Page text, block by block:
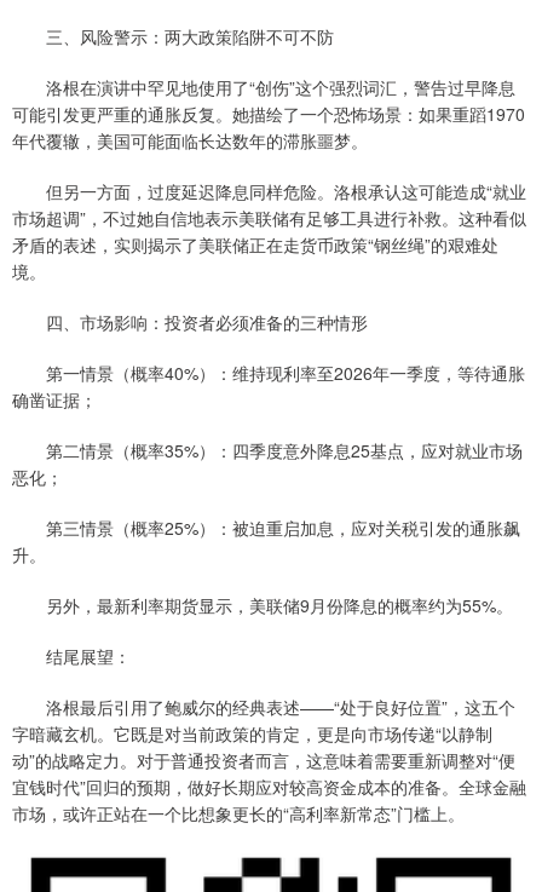
三、风险警示：两大政策陷阱不可不防
洛根在演讲中罕见地使用了“创伤”这个强烈词汇，警告过早降息
可能引发更严重的通胀反复。她描绘了一个恐怖场景：如果重蹈1970
年代覆辙，美国可能面临长达数年的滞胀噩梦。
但另一方面，过度延迟降息同样危险。洛根承认这可能造成“就业
市场超调”，不过她自信地表示美联储有足够工具进行补救。这种看似
矛盾的表述，实则揭示了美联储正在走货币政策“钢丝绳”的艰难处
境。
四、市场影响：投资者必须准备的三种情形
第一情景（概率40%）：维持现利率至2026年一季度，等待通胀
确凿证据；
第二情景（概率35%）：四季度意外降息25基点，应对就业市场
恶化；
第三情景（概率25%）：被迫重启加息，应对关税引发的通胀飙
升。
另外，最新利率期货显示，美联储9月份降息的概率约为55%。
结尾展望：
洛根最后引用了鲍威尔的经典表述——“处于良好位置”，这五个
字暗藏玄机。它既是对当前政策的肯定，更是向市场传递“以静制
动”的战略定力。对于普通投资者而言，这意味着需要重新调整对“便
宜钱时代”回归的预期，做好长期应对较高资金成本的准备。全球金融
市场，或许正站在一个比想象更长的“高利率新常态”门槛上。